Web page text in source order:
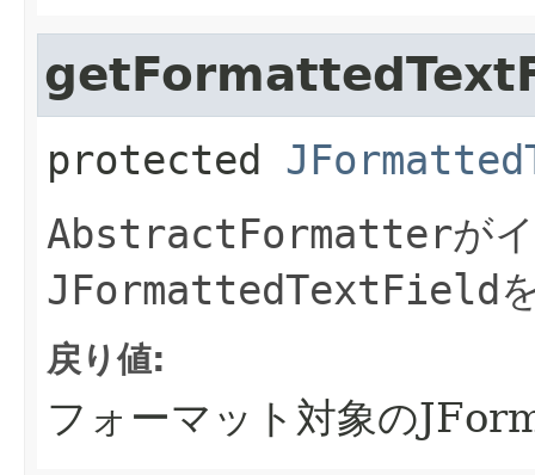
protected
AbstractFormatterが
JFormattedTextField
戻り値:
フォーマット対象の